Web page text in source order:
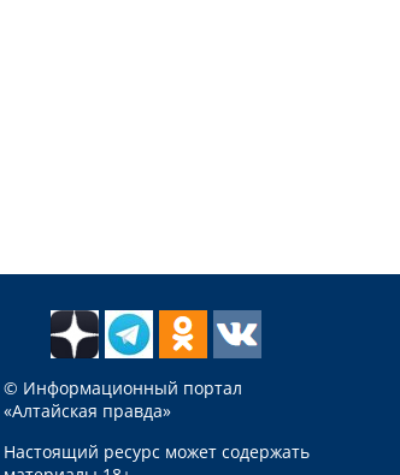
© Информационный портал
«Алтайская правда»
Настоящий ресурс может содержать